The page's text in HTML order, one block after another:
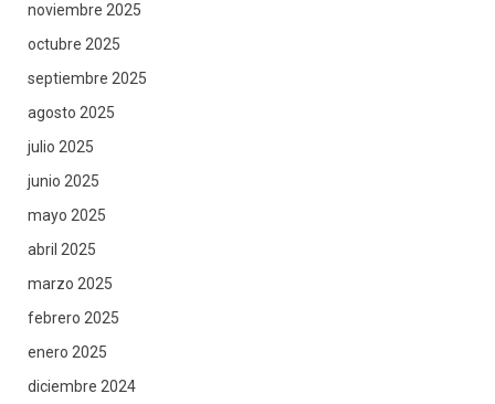
noviembre 2025
octubre 2025
septiembre 2025
agosto 2025
julio 2025
junio 2025
mayo 2025
abril 2025
marzo 2025
febrero 2025
enero 2025
diciembre 2024